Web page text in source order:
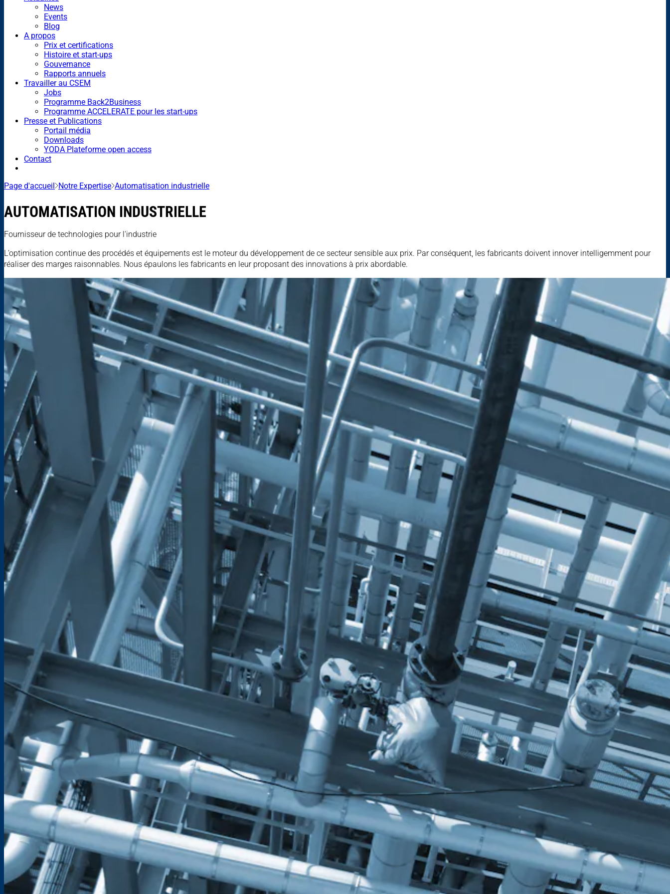
News
Events
Blog
A propos
Prix et certifications
Histoire et start-ups
Gouvernance
Rapports annuels
Travailler au CSEM
Jobs
Programme Back2Business
Programme ACCELERATE pour les start-ups
Presse et Publications
Portail média
Downloads
YODA Plateforme open access
Contact
Page d'accueil Notre Expertise Automatisation industrielle
AUTOMATISATION INDUSTRIELLE
Fournisseur de technologies pour l'industrie
L’optimisation continue des procédés et équipements est le moteur du développement de ce secteur sensible aux prix. Par conséquent, les fabricants doivent innover intelligemment pour
réaliser des marges raisonnables. Nous épaulons les fabricants en leur proposant des innovations à prix abordable.